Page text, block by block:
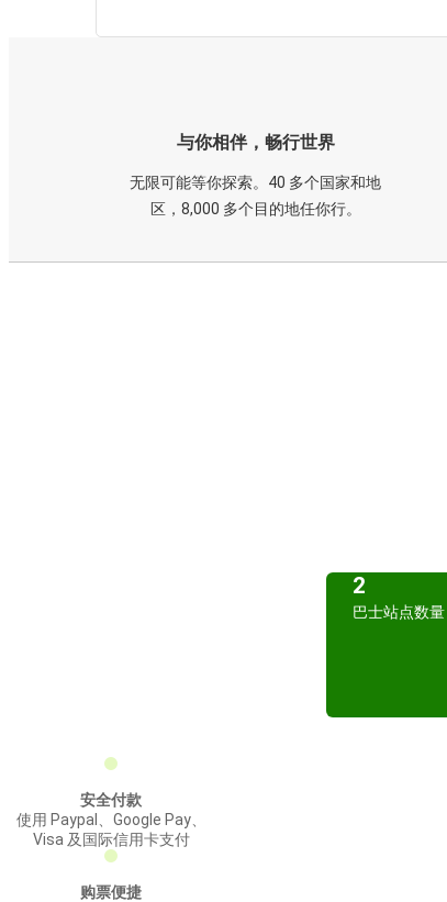
与你相伴，畅行世界
无限可能等你探索。40 多个国家和地
区，8,000 多个目的地任你行。
2
巴士站点数量
安全付款
使用 Paypal、Google Pay、
Visa 及国际信用卡支付
购票便捷